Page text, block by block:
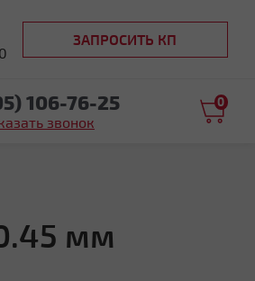
ЗАПРОСИТЬ КП
106-76-25
звонок
0
мм